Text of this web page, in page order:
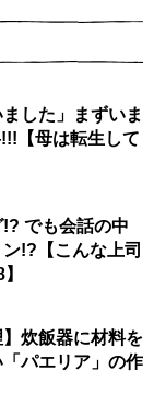
した」まずいま
【母は転生して
でも会話の中
!?【こんな上司
】
】炊飯器に材料を
パエリア」の作